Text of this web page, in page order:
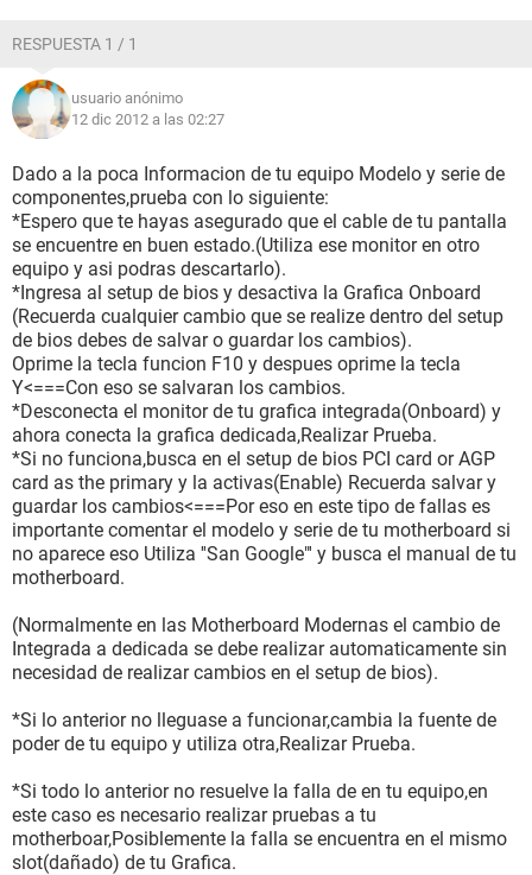
RESPUESTA 1 / 1
usuario anónimo
12 dic 2012 a las 02:27
Dado a la poca Informacion de tu equipo Modelo y serie de
componentes,prueba con lo siguiente:
*Espero que te hayas asegurado que el cable de tu pantalla
se encuentre en buen estado.(Utiliza ese monitor en otro
equipo y asi podras descartarlo).
*Ingresa al setup de bios y desactiva la Grafica Onboard
(Recuerda cualquier cambio que se realize dentro del setup
de bios debes de salvar o guardar los cambios).
Oprime la tecla funcion F10 y despues oprime la tecla
Y<===Con eso se salvaran los cambios.
*Desconecta el monitor de tu grafica integrada(Onboard) y
ahora conecta la grafica dedicada,Realizar Prueba.
*Si no funciona,busca en el setup de bios PCI card or AGP
card as the primary y la activas(Enable) Recuerda salvar y
guardar los cambios<===Por eso en este tipo de fallas es
importante comentar el modelo y serie de tu motherboard si
no aparece eso Utiliza ''San Google"' y busca el manual de tu
motherboard.
(Normalmente en las Motherboard Modernas el cambio de
Integrada a dedicada se debe realizar automaticamente sin
necesidad de realizar cambios en el setup de bios).
*Si lo anterior no lleguase a funcionar,cambia la fuente de
poder de tu equipo y utiliza otra,Realizar Prueba.
*Si todo lo anterior no resuelve la falla de en tu equipo,en
este caso es necesario realizar pruebas a tu
motherboar,Posiblemente la falla se encuentra en el mismo
slot(dañado) de tu Grafica.